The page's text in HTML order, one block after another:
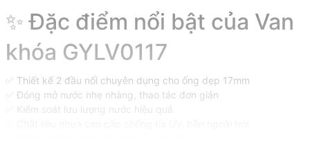
✨ Đặc điểm nổi bật của Van
khóa GYLV0117
✅ Thiết kế 2 đầu nối chuyên dụng cho ống dẹp 17mm
✅ Đóng mở nước nhẹ nhàng, thao tác đơn giản
✅ Kiểm soát lưu lượng nước hiệu quả